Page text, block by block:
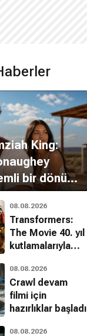
King:
bir dönüş
08.08.2026
Transformers:
The Movie 40. yıl
kutlamalarıyla
dönüyor
08.08.2026
Crawl devam
filmi için
hazırlıklar başladı
08.08.2026